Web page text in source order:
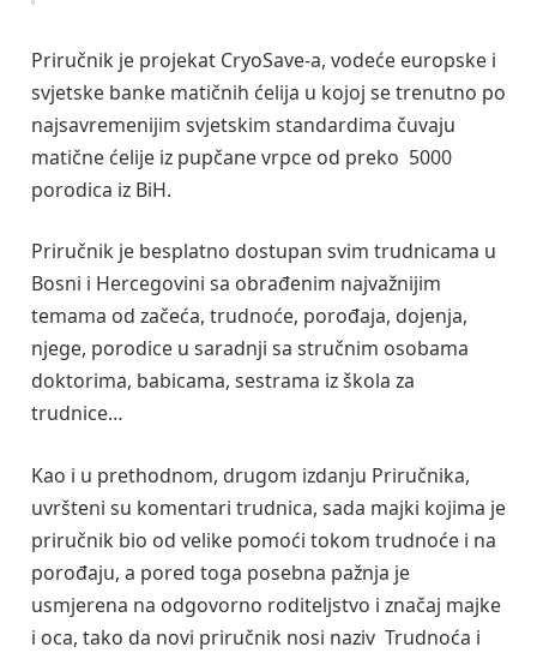
Priručnik je projekat CryoSave-a, vodeće europske i
svjetske banke matičnih ćelija u kojoj se trenutno po
najsavremenijim svjetskim standardima čuvaju
matične ćelije iz pupčane vrpce od preko 5000
porodica iz BiH.
Priručnik je besplatno dostupan svim trudnicama u
Bosni i Hercegovini sa obrađenim najvažnijim
temama od začeća, trudnoće, porođaja, dojenja,
njege, porodice u saradnji sa stručnim osobama
doktorima, babicama, sestrama iz škola za
trudnice…
Kao i u prethodnom, drugom izdanju Priručnika,
uvršteni su komentari trudnica, sada majki kojima je
priručnik bio od velike pomoći tokom trudnoće i na
porođaju, a pored toga posebna pažnja je
usmjerena na odgovorno roditeljstvo i značaj majke
i oca, tako da novi priručnik nosi naziv Trudnoća i